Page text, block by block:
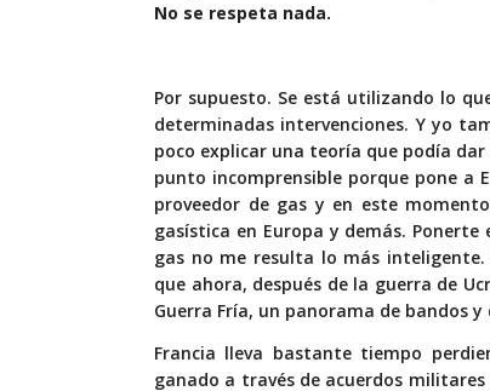
No se respeta nada.
Por supuesto. Se está utilizando lo
determinadas intervenciones. Y yo
poco explicar una teoría que podía
punto incomprensible porque pone a
proveedor de gas y en este
gasística en Europa y demás.
gas no me resulta lo más
que ahora, después de la guerra de
Guerra Fría, un panorama de bandos y
Francia lleva bastante tiempo
ganado a través de acuerdos